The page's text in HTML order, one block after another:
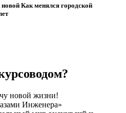
Как менялся городской
новой жизни!
Инженера»